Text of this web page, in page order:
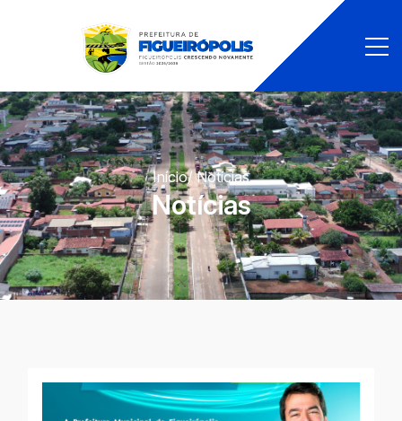
Início/ Notícias
Notícias